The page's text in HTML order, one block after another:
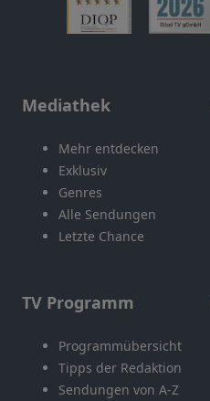
Mediathek
Mehr entdecken
Exklusiv
Genres
Alle Sendungen
Letzte Chance
TV Programm
Programmübersicht
Tipps der Redaktion
Sendungen von A-Z